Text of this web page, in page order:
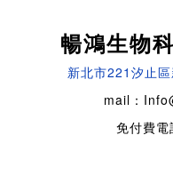
暢鴻生物
新北市221汐止
mail：
免付費